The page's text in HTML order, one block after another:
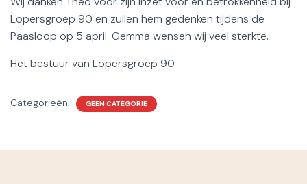
Lopersgroep 90 en zullen hem gedenken tijdens de
Paasloop op 5 april. Gemma wensen wij veel sterkte.
Het bestuur van Lopersgroep 90.
Categorieën: GEEN CATEGORIE